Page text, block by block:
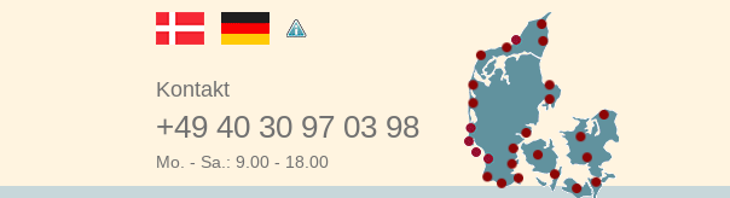
Kontakt
+49 40 30 97 03 98
Mo. - Sa.: 9.00 - 18.00